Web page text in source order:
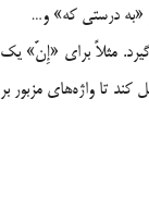
«به درستي كه» و…
گيرد. مثلاً براي «إِنَّ» يك
تا واژه‌هاي مزبور بر